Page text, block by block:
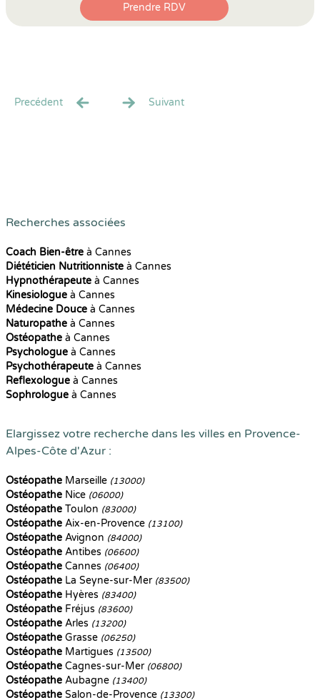
Prendre RDV
Precédent Suivant
Recherches associées
Coach Bien-être à Cannes
Diététicien Nutritionniste à Cannes
Hypnothérapeute à Cannes
Kinesiologue à Cannes
Médecine Douce à Cannes
Naturopathe à Cannes
Ostéopathe à Cannes
Psychologue à Cannes
Psychothérapeute à Cannes
Reflexologue à Cannes
Sophrologue à Cannes
Elargissez votre recherche dans les villes en Provence-
Alpes-Côte d'Azur :
Ostéopathe Marseille (13000)
Ostéopathe Nice (06000)
Ostéopathe Toulon (83000)
Ostéopathe Aix-en-Provence (13100)
Ostéopathe Avignon (84000)
Ostéopathe Antibes (06600)
Ostéopathe Cannes (06400)
Ostéopathe La Seyne-sur-Mer (83500)
Ostéopathe Hyères (83400)
Ostéopathe Fréjus (83600)
Ostéopathe Arles (13200)
Ostéopathe Grasse (06250)
Ostéopathe Martigues (13500)
Ostéopathe Cagnes-sur-Mer (06800)
Ostéopathe Aubagne (13400)
Ostéopathe Salon-de-Provence (13300)